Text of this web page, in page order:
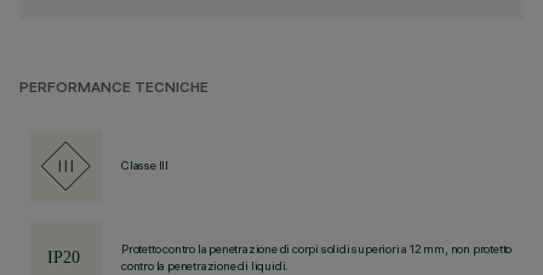
PERFORMANCE TECNICHE
Classe III
Protetto contro la penetrazione di corpi solidi superiori a 12 mm, non protetto
contro la penetrazione di liquidi.